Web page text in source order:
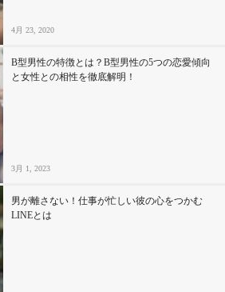
4月 23, 2020
B型男性の特徴とは？B型男性の5つの恋愛傾向
と女性との相性を徹底解明！
3月 1, 2023
男が離さない！仕事が忙しい彼の心をつかむ
LINEとは